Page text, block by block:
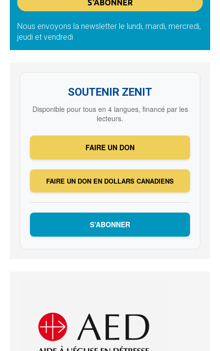
Nous envoyons la newsletter le lundi, mardi, mercredi,
jeudi et vendredi
SOUTENIR ZENIT
Disponible pour tous en 4 langues, financé par les
lecteurs.
FAIRE UN DON
FAIRE UN DON EN DOLLARS CANADIENS
S’ABONNER